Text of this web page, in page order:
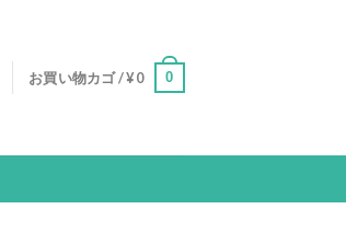
お買い物カゴ /¥0 0